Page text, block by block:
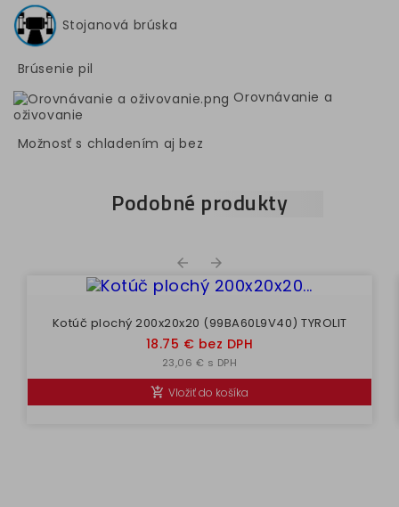
Stojanová brúska
Brúsenie pil
Orovnávanie a
oživovanie
Možnosť s chladením aj bez
Podobné produkty
 
Kotúč plochý 200x20x20 (99BA60L9V40) TYROLIT
Cena
18.75 € bez DPH
23,06 € s DPH
 Vložiť do košíka